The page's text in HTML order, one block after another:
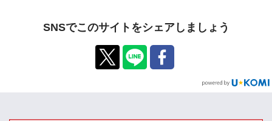
SNSでこのサイトをシェアしましょう